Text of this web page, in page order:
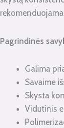
Pagrindinės
Galima
Savaime
Skysta
Vidutinis
15ml.